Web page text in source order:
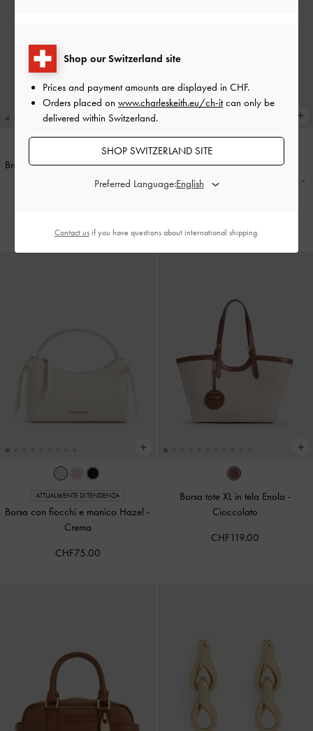
Bracciale con Charm Francie-Oro
CHF45.00
NUOVAMENTE DISPONIBILE
Borsa a spalla Hazel con fiocchi -
ATTUALMENTE DI TENDENZA
Borsa con fiocchi e manico Hazel -
Crema
CHF75.00
Borsa tote XL in tela Enola -
Cioccolato
CHF119.00
Shop our Switzerland site
Prices and payment amounts are displayed in CHF.
Orders placed on www.charleskeith.eu/ch-itcan only be
delivered within Switzerland.
SHOP SWITZERLAND SITE
Preferred Language:
Contact usif you have questions about international shipping.